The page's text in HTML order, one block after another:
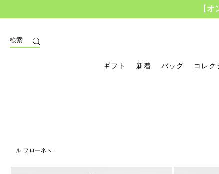
【オ
検索
ギフト 新着 バッグ コレク
ル フローネ